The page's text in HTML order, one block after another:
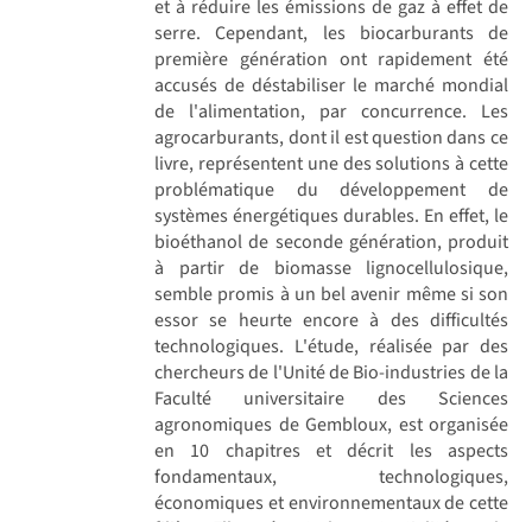
et à réduire les émissions de gaz à effet de
serre. Cependant, les biocarburants de
première génération ont rapidement été
accusés de déstabiliser le marché mondial
de l'alimentation, par concurrence. Les
agrocarburants, dont il est question dans ce
livre, représentent une des solutions à cette
problématique du développement de
systèmes énergétiques durables. En effet, le
bioéthanol de seconde génération, produit
à partir de biomasse lignocellulosique,
semble promis à un bel avenir même si son
essor se heurte encore à des difficultés
technologiques. L'étude, réalisée par des
chercheurs de l'Unité de Bio-industries de la
Faculté universitaire des Sciences
agronomiques de Gembloux, est organisée
en 10 chapitres et décrit les aspects
fondamentaux, technologiques,
économiques et environnementaux de cette